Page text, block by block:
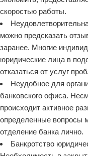
скоростью работы.
можно предсказать
заранее. Многие
юридические лица в
отказаться от услуг
Неудобное для
банковского офиса.
происходит активное
определенные вопросы
отделение банка лично.
Банкротство